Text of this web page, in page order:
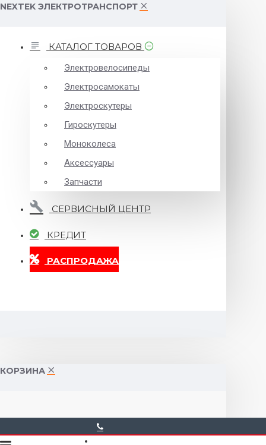
NEXTEK ЭЛЕКТРОТРАНСПОРТ
КАТАЛОГ ТОВАРОВ
Электровелосипеды
Электросамокаты
Электроскутеры
Гироскутеры
Моноколеса
Аксессуары
Запчасти
СЕРВИСНЫЙ ЦЕНТР
КРЕДИТ
РАСПРОДАЖА
КОРЗИНА